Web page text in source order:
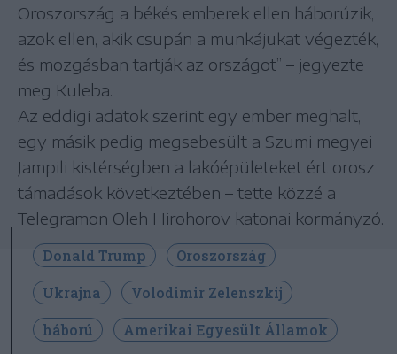
Oroszország a békés emberek ellen háborúzik,
azok ellen, akik csupán a munkájukat végezték,
és mozgásban tartják az országot” – jegyezte
meg Kuleba.
Az eddigi adatok szerint egy ember meghalt,
egy másik pedig megsebesült a Szumi megyei
Jampili kistérségben a lakóépületeket ért orosz
támadások következtében – tette közzé a
Telegramon Oleh Hirohorov katonai kormányzó.
Donald Trump
Oroszország
Ukrajna
Volodimir Zelenszkij
háború
Amerikai Egyesült Államok